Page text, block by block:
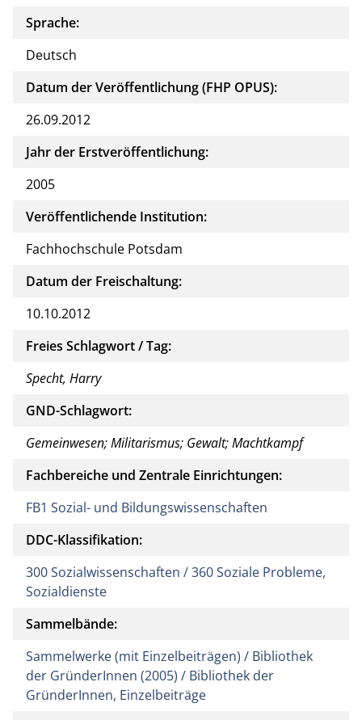
Sprache:
Deutsch
Datum der Veröffentlichung (FHP OPUS):
26.09.2012
Jahr der Erstveröffentlichung:
2005
Veröffentlichende Institution:
Fachhochschule Potsdam
Datum der Freischaltung:
10.10.2012
Freies Schlagwort / Tag:
Specht, Harry
GND-Schlagwort:
Gemeinwesen; Militarismus; Gewalt; Machtkampf
Fachbereiche und Zentrale Einrichtungen:
FB1 Sozial- und Bildungswissenschaften
DDC-Klassifikation:
300 Sozialwissenschaften / 360 Soziale Probleme,
Sozialdienste
Sammelbände:
Sammelwerke (mit Einzelbeiträgen) / Bibliothek
der GründerInnen (2005) / Bibliothek der
GründerInnen, Einzelbeiträge